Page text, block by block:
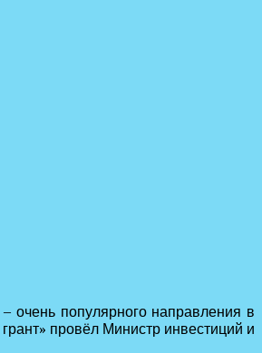
очень популярного направления в
провёл Министр инвестиций и